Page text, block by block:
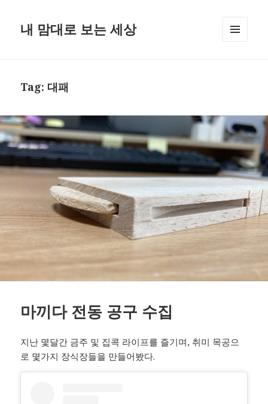
내 맘대로 보는 세상
Tag: 대패
마끼다 전동 공구 수집
지난 몇달간 금주 및 집콕 라이프를 즐기며, 취미 목공으
로 몇가지 장식장들을 만들어봤다.